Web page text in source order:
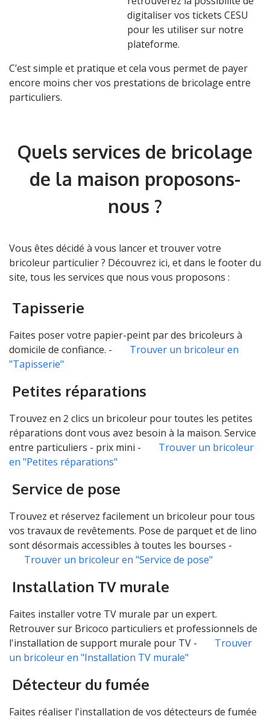
digitaliser vos tickets CESU
pour les utiliser sur notre
plateforme.
C’est simple et pratique et cela vous permet de payer
encore moins cher vos prestations de bricolage entre
particuliers.
Quels services de bricolage
de la maison proposons-
nous ?
Vous êtes décidé à vous lancer et trouver votre
bricoleur particulier ? Découvrez ici, et dans le footer du
site, tous les services que nous vous proposons :
Tapisserie
Faites poser votre papier-peint par des bricoleurs à
domicile de confiance. -
Trouver un bricoleur en
"Tapisserie"
Petites réparations
Trouvez en 2 clics un bricoleur pour toutes les petites
réparations dont vous avez besoin à la maison. Service
entre particuliers - prix mini -
Trouver un bricoleur
en "Petites réparations"
Service de pose
Trouvez et réservez facilement un bricoleur pour tous
vos travaux de revêtements. Pose de parquet et de lino
sont désormais accessibles à toutes les bourses -
Trouver un bricoleur en "Service de pose"
Installation TV murale
Faites installer votre TV murale par un expert.
Retrouver sur Bricoco particuliers et professionnels de
l'installation de support murale pour TV -
Trouver
un bricoleur en "Installation TV murale"
Détecteur du fumée
Faites réaliser l'installation de vos détecteurs de fumée